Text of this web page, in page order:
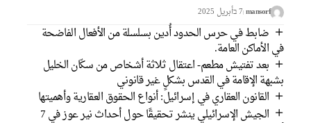
mansorf 7 בأبريل 2025
ضابط في حرس الحدود أُدين بسلسلة من الأفعال الفاضحة
في الأماكن العامة.
بعد تفتيش مطعم- اعتقال ثلاثة أشخاص من سكّان الخليل
بشبهة الإقامة في القدس بشكلٍ غير قانوني
القانون العقاري في إسرائيل: أنواع الحقوق العقارية وأهميتها
الجيش الإسرائيلي ينشر تحقيقًا حول أحداث نير عوز في 7